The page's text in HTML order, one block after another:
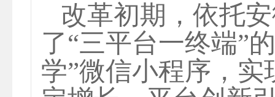
改革初期，依托
了“三平台一终端”
学”微信小程序，